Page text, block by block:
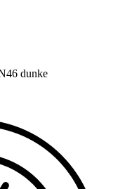
dunke